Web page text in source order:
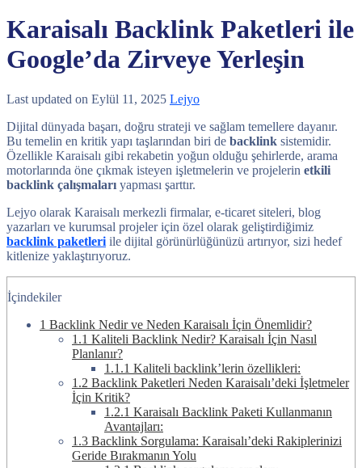
Karaisalı Backlink Paketleri ile
Google’da Zirveye Yerleşin
Last updated on Eylül 11, 2025 Lejyo
Dijital dünyada başarı, doğru strateji ve sağlam temellere dayanır.
Bu temelin en kritik yapı taşlarından biri de backlink sistemidir.
Özellikle Karaisalı gibi rekabetin yoğun olduğu şehirlerde, arama
motorlarında öne çıkmak isteyen işletmelerin ve projelerin etkili
backlink çalışmaları yapması şarttır.
Lejyo olarak Karaisalı merkezli firmalar, e-ticaret siteleri, blog
yazarları ve kurumsal projeler için özel olarak geliştirdiğimiz
backlink paketleri ile dijital görünürlüğünüzü artırıyor, sizi hedef
kitlenize yaklaştırıyoruz.
İçindekiler
1 Backlink Nedir ve Neden Karaisalı İçin Önemlidir?
1.1 Kaliteli Backlink Nedir? Karaisalı İçin Nasıl
Planlanır?
1.1.1 Kaliteli backlink’lerin özellikleri:
1.2 Backlink Paketleri Neden Karaisalı’deki İşletmeler
İçin Kritik?
1.2.1 Karaisalı Backlink Paketi Kullanmanın
Avantajları:
1.3 Backlink Sorgulama: Karaisalı’deki Rakiplerinizi
Geride Bırakmanın Yolu